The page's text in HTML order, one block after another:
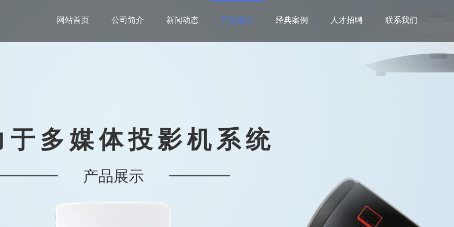
网站首页 公司简介 新闻动态 产品展示 经典案例 人才招聘 联系我们
于多媒体投影机系统
产品展示